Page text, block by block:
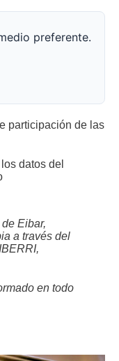
preferente.
participación de las
datos del
Eibar,
a través del
en todo